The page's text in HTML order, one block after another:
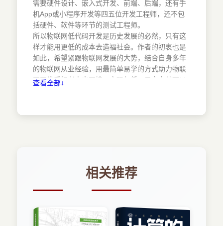
1.4.4温湿度上传物联网云平台/
1.4.5钉钉小程序温湿度远程监控/
1.5JavaScript低代码开发/
1.5.1开发环境搭建/
1.5.2GPIO输入输出操作/
1.5.3Modbus协议读取温湿度/
1.5.4温湿度上传物联网云平台/
1.5.5支付宝小程序温湿度远程监控/
2.1.4物联网开发平台基础版、高级版、
2.2.1Alink协议简介/
2.2.2产品创建/
需要硬件设计、嵌入式开发、前端、后端，还有手
机App或小程序开发等四五位开发工程师，还不包
括硬件、软件等环节的测试工程师。
所以物联网低代码开发是历史发展的必然，只有这
样才能用更低的成本去造福社会。作者的初衷也是
如此，希望紧跟物联网发展的大势，结合自身多年
的物联网从业经验，用最简单易学的方式助力物联
网开发爱好者走出困境，实现仅凭一己之力就可以
手的物联网项目不计其数，对物联网的感悟也不一
而足。如果再往前追溯，谈及对物联网热爱的
“根”，那就是2001年便投身于工控行业，从事钢铁
首钢、济钢、本钢、邯钢和迁钢等工业现场一线，
数年之间，来回奔波，深切体会着何谓工业自动
查看全部↓
相关推荐